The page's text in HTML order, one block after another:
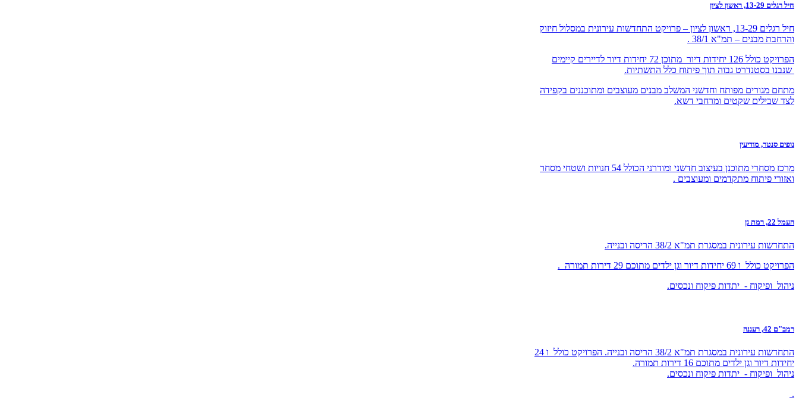
חיל רגלים 13-29, ראשון לציון
חיל רגלים 13-29, ראשון לציון – פרויקט התחדשות עירונית במסלול חיזוק
והרחבת מבנים – תמ"א 38/1 .
הפרויקט כולל 126 יחידות דיור מתוכן 72 יחידות דיור לדיירים קיימים
שנבנו בסטנדרט גבוה תוך פיתוח כלל התשתיות.
מתחם מגורים מפותח וחדשני המשלב מבנים מעוצבים ומתוכננים בקפידה
לצד שבילים שקטים ומרחבי דשא.
נופים סנטר, מודיעין
מרכז מסחרי מתוכנן בעיצוב חדשני ומודרני הכולל 54 חנויות ושטחי מסחר
ואזורי פיתוח מתקדמים ומעוצבים .
העמל 22, רמת גן
התחדשות עירונית במסגרת תמ"א 38/2 הריסה ובנייה.
הפרויקט כולל ו 69 יחידות דיור וגן ילדים מתוכם 29 דירות תמורה .
ניהול ופיקוח - יתדות פיקוח ונכסים.
רמב"ם 42, רעננה
התחדשות עירונית במסגרת תמ"א 38/2 הריסה ובנייה. הפרויקט כולל ו 24
יחידות דיור וגן ילדים מתוכם 16 דירות תמורה.
ניהול ופיקוח - יתדות פיקוח ונכסים.
.